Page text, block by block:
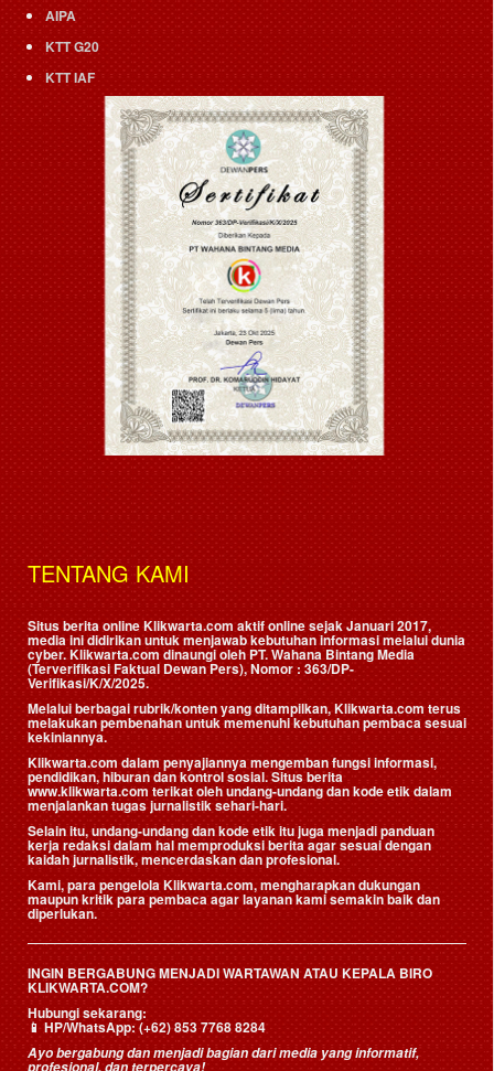
AIPA
KTT G20
KTT IAF
TENTANG KAMI
Situs berita online Klikwarta.com aktif online sejak Januari 2017,
media ini didirikan untuk menjawab kebutuhan informasi melalui dunia
cyber. Klikwarta.com dinaungi oleh PT. Wahana Bintang Media
(Terverifikasi Faktual Dewan Pers), Nomor : 363/DP-
Verifikasi/K/X/2025.
Melalui berbagai rubrik/konten yang ditampilkan, Klikwarta.com terus
melakukan pembenahan untuk memenuhi kebutuhan pembaca sesuai
kekiniannya.
Klikwarta.com dalam penyajiannya mengemban fungsi informasi,
pendidikan, hiburan dan kontrol sosial. Situs berita
www.klikwarta.com terikat oleh undang-undang dan kode etik dalam
menjalankan tugas jurnalistik sehari-hari.
Selain itu, undang-undang dan kode etik itu juga menjadi panduan
kerja redaksi dalam hal memproduksi berita agar sesuai dengan
kaidah jurnalistik, mencerdaskan dan profesional.
Kami, para pengelola Klikwarta.com, mengharapkan dukungan
maupun kritik para pembaca agar layanan kami semakin baik dan
diperlukan.
INGIN BERGABUNG MENJADI WARTAWAN ATAU KEPALA BIRO
KLIKWARTA.COM?
Hubungi sekarang:
📱HP/WhatsApp:(+62) 853 7768 8284
Ayo bergabung dan menjadi bagian dari media yang informatif,